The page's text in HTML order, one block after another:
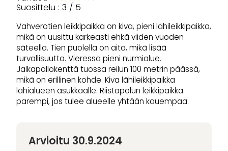
Suosittelu : 3 / 5
Vahverotien leikkipaikka on kiva, pieni lähileikkipaikka,
mikä on uusittu karkeasti ehkä viiden vuoden
säteellä. Tien puolella on aita, mikä lisää
turvallisuutta. Vieressä pieni nurmialue.
Jalkapallokenttä tuossa reilun 100 metrin päässä,
mikä on erillinen kohde. Kiva lähileikkipaikka
lähialueen asukkaalle. Riistapolun leikkipaikka
parempi, jos tulee alueelle yhtään kauempaa.
Arvioitu 30.9.2024